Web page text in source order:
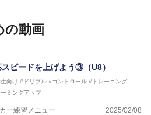
ズリーダーチーフインストラクター
抜監督、ミャンマー女子フットサル代
協会フットサルインストラクター、AFC
カー連盟）フットサルインストラクター
の動画
スピードを上げよう③（U8）
向け #ドリブル #コントロール #トレーニング
ミングアップ
ー練習メニュー 2025/02/08